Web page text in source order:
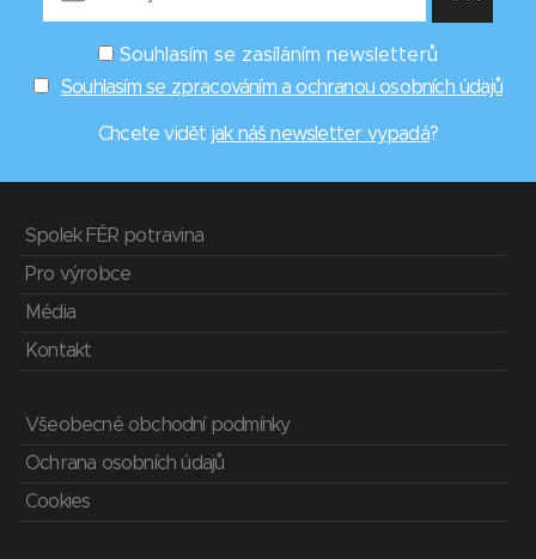
Souhlasím se zasíláním newsletterů
Souhlasím se zpracováním a ochranou osobních údajů
Chcete vidět jak náš newsletter vypadá?
Spolek FÉR potravina
Pro výrobce
Média
Kontakt
Všeobecné obchodní podmínky
Ochrana osobních údajů
Cookies